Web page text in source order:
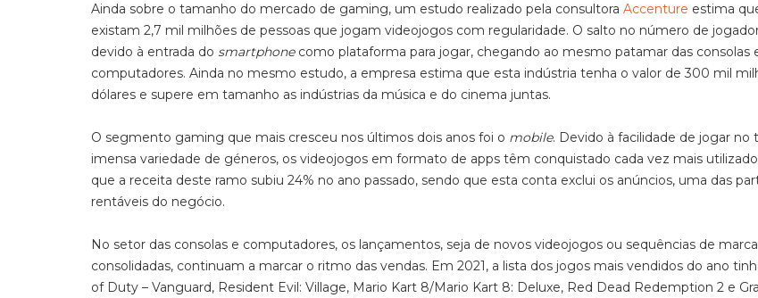
Ainda sobre o tamanho do mercado de gaming, um estudo realizado pela consultora Accenture estima
existam 2,7 mil milhões de pessoas que jogam videojogos com regularidade. O salto no número de
devido à entrada do smartphonecomo plataforma para jogar, chegando ao mesmo patamar das consolas
computadores. Ainda no mesmo estudo, a empresa estima que esta indústria tenha o valor de 300 mil
dólares e supere em tamanho as indústrias da música e do cinema juntas.
O segmento gaming que mais cresceu nos últimos dois anos foi o mobile. Devido à facilidade de jogar no
imensa variedade de géneros, os videojogos em formato de apps têm conquistado cada vez mais
que a receita deste ramo subiu 24% no ano passado, sendo que esta conta exclui os anúncios, uma das
rentáveis do negócio.
No setor das consolas e computadores, os lançamentos, seja de novos videojogos ou sequências de
consolidadas, continuam a marcar o ritmo das vendas. Em 2021, a lista dos jogos mais vendidos do ano
of Duty – Vanguard, Resident Evil: Village, Mario Kart 8/Mario Kart 8: Deluxe, Red Dead Redemption 2 e